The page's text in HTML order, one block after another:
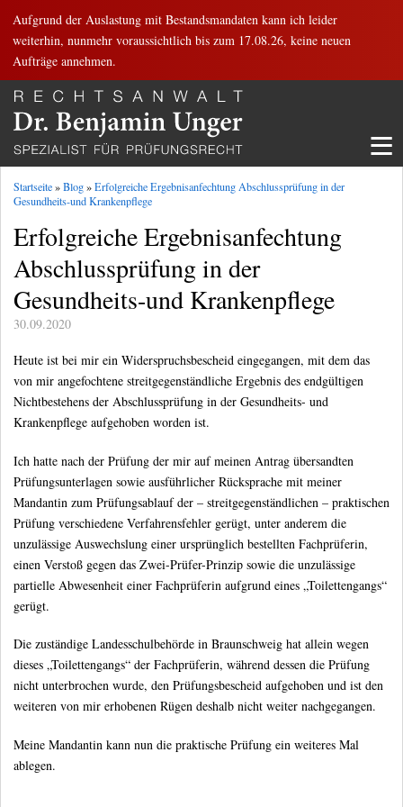
Aufgrund der Auslastung mit Bestandsmandaten kann ich leider
weiterhin, nunmehr voraussichtlich bis zum 17.08.26, keine neuen
Aufträge annehmen.
≡
Startseite»Blog»Erfolgreiche Ergebnisanfechtung Abschlussprüfung in der
Gesundheits-und Krankenpflege
Erfolgreiche Ergebnisanfechtung
Abschlussprüfung in der
Gesundheits-und Krankenpflege
30.09.2020
Heute ist bei mir ein Widerspruchsbescheid eingegangen, mit dem das
von mir angefochtene streitgegenständliche Ergebnis des endgültigen
Nichtbestehens der Abschlussprüfung in der Gesundheits- und
Krankenpflege aufgehoben worden ist.
Ich hatte nach der Prüfung der mir auf meinen Antrag übersandten
Prüfungsunterlagen sowie ausführlicher Rücksprache mit meiner
Mandantin zum Prüfungsablauf der – streitgegenständlichen – praktischen
Prüfung verschiedene Verfahrensfehler gerügt, unter anderem die
unzulässige Auswechslung einer ursprünglich bestellten Fachprüferin,
einen Verstoß gegen das Zwei-Prüfer-Prinzip sowie die unzulässige
partielle Abwesenheit einer Fachprüferin aufgrund eines „Toilettengangs“
gerügt.
Die zuständige Landesschulbehörde in Braunschweig hat allein wegen
dieses „Toilettengangs“ der Fachprüferin, während dessen die Prüfung
nicht unterbrochen wurde, den Prüfungsbescheid aufgehoben und ist den
weiteren von mir erhobenen Rügen deshalb nicht weiter nachgegangen.
Meine Mandantin kann nun die praktische Prüfung ein weiteres Mal
ablegen.